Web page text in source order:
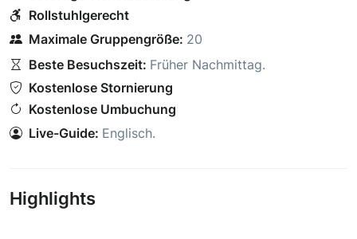
Rollstuhlgerecht
Maximale Gruppengröße: 20
Beste Besuchszeit: Früher Nachmittag.
Kostenlose Stornierung
Kostenlose Umbuchung
Live-Guide: Englisch.
Highlights